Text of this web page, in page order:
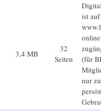
3,4 MB
32
Seiten
ist auf
(für
nur